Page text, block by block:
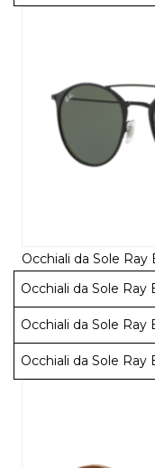
Occhiali da Sole Ray
Occhiali da Sole Ray
Occhiali da Sole Ray
Occhiali da Sole Ray